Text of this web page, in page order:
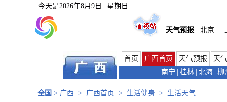
今天是2026年8月9日 星期日
天气预报 北京
首页 广西首页 天气预报
天
南宁
桂林 北海 柳
全国 > 广西 > 广西首页 > 生活健身 > 生活天气